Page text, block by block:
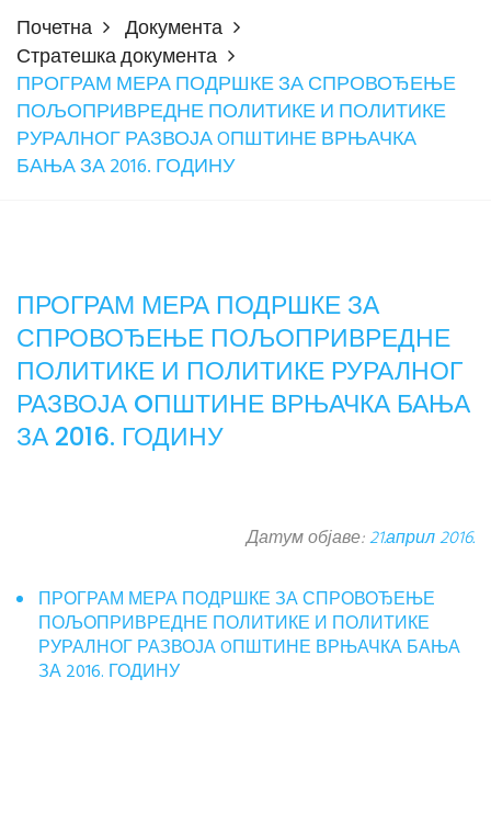
Почетна
Документа
Стратешка документа
ПРОГРАМ МЕРА ПОДРШКЕ ЗА СПРОВОЂЕЊЕ
ПОЉОПРИВРЕДНЕ ПОЛИТИКЕ И ПОЛИТИКЕ
РУРАЛНОГ РАЗВОЈА OПШТИНЕ ВРЊАЧКА
БАЊА ЗА 2016. ГОДИНУ
ПРОГРАМ МЕРА ПОДРШКЕ ЗА
СПРОВОЂЕЊЕ ПОЉОПРИВРЕДНЕ
ПОЛИТИКЕ И ПОЛИТИКЕ РУРАЛНОГ
РАЗВОЈА OПШТИНЕ ВРЊАЧКА БАЊА
ЗА 2016. ГОДИНУ
Датум објаве:21.април 2016.
ПРОГРАМ МЕРА ПОДРШКЕ ЗА СПРОВОЂЕЊЕ
ПОЉОПРИВРЕДНЕ ПОЛИТИКЕ И ПОЛИТИКЕ
РУРАЛНОГ РАЗВОЈА OПШТИНЕ ВРЊАЧКА БАЊА
ЗА 2016. ГОДИНУ